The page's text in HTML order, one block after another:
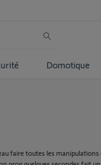
Domotique
faire toutes les manipulations